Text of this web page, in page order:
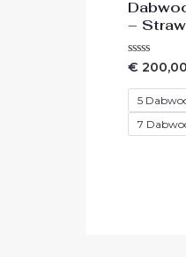
–
Waardering
uit
€ 200,00
5
7